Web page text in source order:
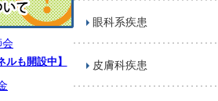
眼科系疾患
皮膚科疾患
ルも開設中】